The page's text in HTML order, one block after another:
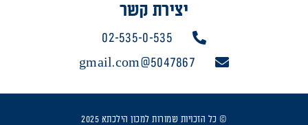
יצירת קשר
02-535-0-535
5047867@gmail.com
© כל הזכויות שמורות למכון הילכתא 2025